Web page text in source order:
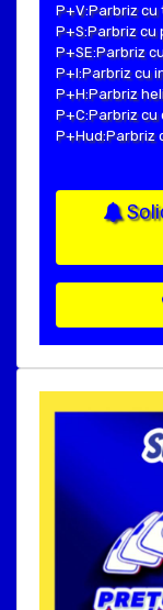
P+V:Parbriz
P+S:Parbriz cu
P+SE:Parbriz
P+I:Parbriz cu
P+H:Parbriz
P+C:Parbriz cu
P+Hud:Parbriz